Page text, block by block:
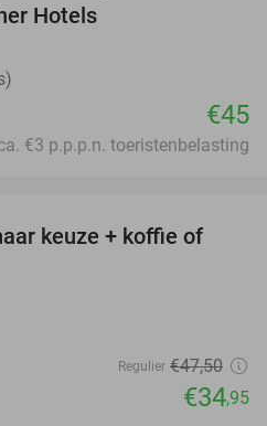
Hotels
€45
€3 p.p.p.n. toeristenbelasting
26%
keuze + koffie of
Regulier €47,50
€34,95